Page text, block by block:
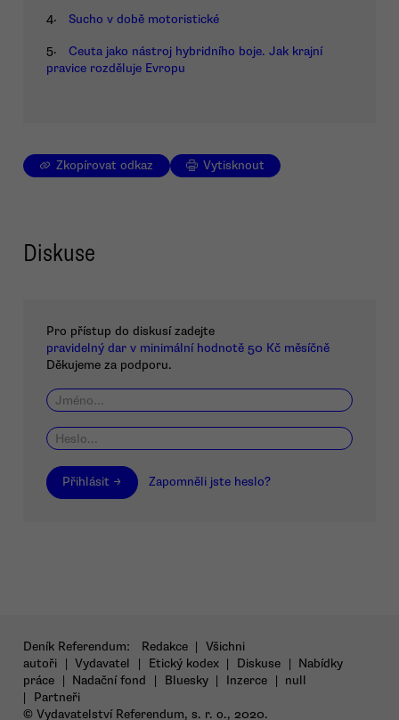
4. Sucho v době motoristické
5.
Ceuta jako nástroj hybridního boje. Jak krajní
pravice rozděluje Evropu
Zkopírovat odkaz Vytisknout
Diskuse
Pro přístup do diskusí zadejte
pravidelný dar v minimální hodnotě 50 Kč měsíčně
Děkujeme za podporu.
Přihlásit → Zapomněli jste heslo?
Deník Referendum: Redakce | Všichni
autoři | Vydavatel | Etický kodex | Diskuse | Nabídky
práce | Nadační fond | Bluesky | Inzerce | null
|
Partneři
© Vydavatelství Referendum, s. r. o., 2020.